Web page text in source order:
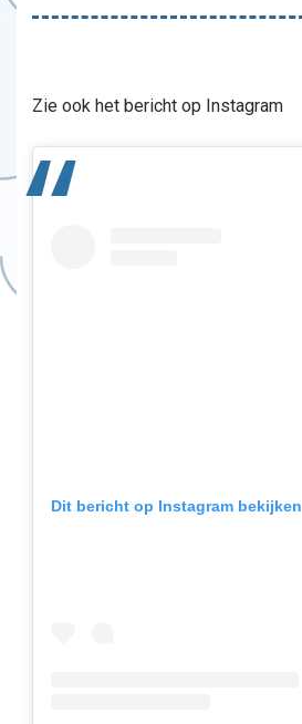
Zie ook het bericht op Instagram
Dit bericht op Instagram bekijken